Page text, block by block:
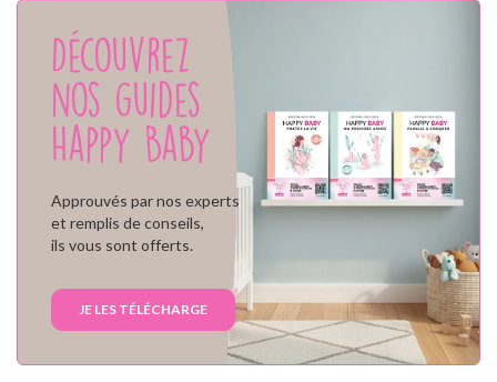
Découvrez
nos guides
Happy Baby
Approuvés par nos experts
et remplis de conseils,
ils vous sont offerts.
JE LES TÉLÉCHARGE